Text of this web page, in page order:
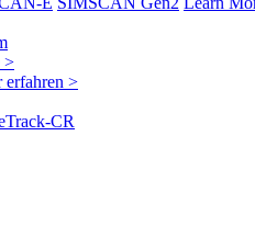
>
erfahren >
CR